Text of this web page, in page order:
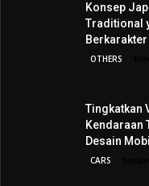
Konsep
Traditional
Berkarakter
OTHERS
Tingkatkan
Kendaraan
Desain Mobil
CARS